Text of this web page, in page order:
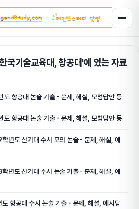
국기술교육대, 항공대'에 있는 자료
항공대 논술 기출 - 문제, 해설, 모범답안 등
항공대 논술 기출 - 문제, 해설, 모범답안 등
년도 산기대 수시 모의 논술 - 문제, 해설, 예
년도 산기대 수시 논술 기출 - 문제, 해설, 예
항공대 수시 논술 기출 - 문제, 해설, 예시답